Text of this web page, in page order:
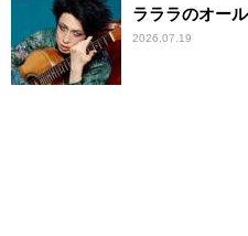
ラララのオー
2026.07.19